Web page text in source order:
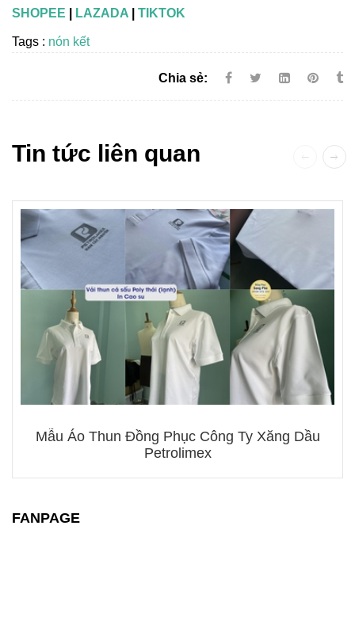
SHOPEE
LAZADA TIKTOK
Tags : nón kết
Chia sẻ:
Tin tức liên quan
Mẫu Áo Thun Đồng Phục Công Ty Xăng Dầu
Petrolimex
FANPAGE